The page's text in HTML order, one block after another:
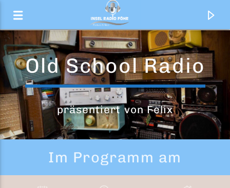
Old School Radio
präsentiert von Felix
Im Programm am